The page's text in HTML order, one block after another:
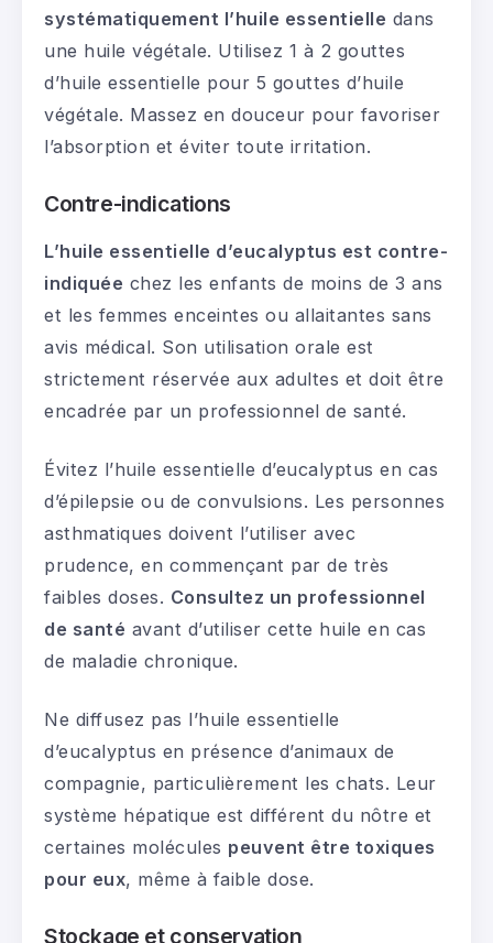
systématiquement l’huile essentielle dans
une huile végétale. Utilisez 1 à 2 gouttes
d’huile essentielle pour 5 gouttes d’huile
végétale. Massez en douceur pour favoriser
l’absorption et éviter toute irritation.
Contre-indications
L’huile essentielle d’eucalyptus est contre-
indiquée chez les enfants de moins de 3 ans
et les femmes enceintes ou allaitantes sans
avis médical. Son utilisation orale est
strictement réservée aux adultes et doit être
encadrée par un professionnel de santé.
Évitez l’huile essentielle d’eucalyptus en cas
d’épilepsie ou de convulsions. Les personnes
asthmatiques doivent l’utiliser avec
prudence, en commençant par de très
faibles doses. Consultez un professionnel
de santé avant d’utiliser cette huile en cas
de maladie chronique.
Ne diffusez pas l’huile essentielle
d’eucalyptus en présence d’animaux de
compagnie, particulièrement les chats. Leur
système hépatique est différent du nôtre et
certaines molécules peuvent être toxiques
pour eux, même à faible dose.
Stockage et conservation